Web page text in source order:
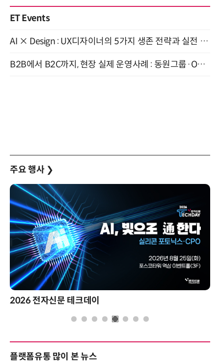
ET Events
AI × Design : UX디자이너의 5가지 생존 전략과 실전 대응 8월 28일 개최
B2B에서 B2C까지, 현장 실제 운영사례 : 동원그룹·OCI·다이닝브랜즈그룹·당근 (8/27)
주요 행사 ❯
제8회 AI정부 혁신 콘퍼런스
플랫폼유통 많이 본 뉴스